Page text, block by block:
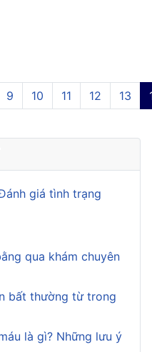
9 10 11 12 13
giá tình trạng
qua khám chuyên
bất thường từ trong
là gì? Những lưu ý